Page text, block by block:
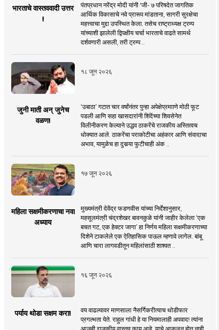
भारताचे वास्तववादी उत्तर
!
पंतप्रधान नरेंद्र मोदी यांनी 'जी- ७ परिषदेत जागतिक
आर्थिक विकासाचे नवे प्रारूप मांडताना, सागरी सुरक्षेचा
महत्त्वाचा मुद्दा उपस्थित केला. तसेच राष्ट्राध्यक्ष ट्रम्प
यांच्याशी झालेली द्विपक्षीय चर्चा भारताचे वाढते सामर्थ
दर्शवणारी असली, तरी ट्रम्प ..
१८ जून २०२६
जुनी माती अन् जुनेच
वळण!
‘उबाठा’ गटात चार वर्षांनंतर पुन्हा अपेक्षेप्रमााणे मोठी फूट
पडली आणि सहा खासदारांनी शिंदेंच्या शिवसेनेत
विलीनीकरण केल्याने उद्धव ठाकरेंचे राजकीय अस्तित्वच
धोक्यात आले. ठाकरेंचा पराकोटीचा अहंकार आणि संवादाचा
अभाव, यामुळेच हा दुसर्‍या फुटीचाही अंक ..
१७ जून २०२६
महिला सक्षमीकरणाचा नवा
अध्याय
मुख्यमंत्री देवेंद्र फडणवीस यांच्या निर्देशानुसार,
महसूलमंत्री चंद्रशेखर बावनकुळे यांनी जाहीर केलेला ‘एक
बचत गट, एक हेक्टर जागा’ हा निर्णय महिला सक्षमीकरणाच्या
दिशेने टाकलेले एक ऐतिहासिक पाऊल म्हणावे लागेल. बांबू
आणि चारा लागवडीतून महिलांसाठी शाश्वत ..
१६ जून २०२६
पर्याय थोडा सक्षम करा!
वय वाढल्यावर माणसाला नैसर्गिकरीत्याच थोडीफार
प्रगल्भता येते. राहुल गांधी हे या नियमालाही अपवाद! त्यांना